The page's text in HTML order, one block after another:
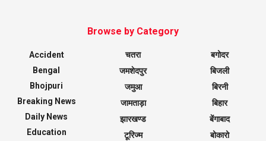
Browse by Category
Accident
Bengal
Bhojpuri
Breaking News
Daily News
Education
चतरा
जमशेदपुर
जमुआ
जामताड़ा
झारखण्ड
टूरिज्म
बगोदर
बिजली
बिरनी
बिहार
बेंगाबाद
बोकारो